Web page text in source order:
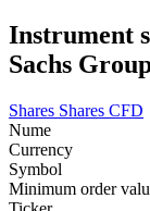
Instrument
Sachs
Shares Shares CFD
Nume
Currency
Symbol
Minimum order